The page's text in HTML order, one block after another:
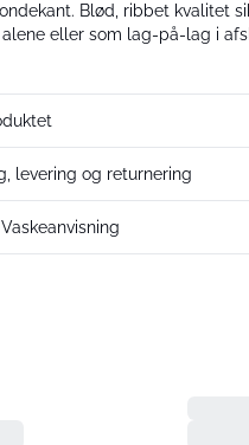
Blød, ribbet kvalitet
alene eller som lag-på-lag i
levering og returnering